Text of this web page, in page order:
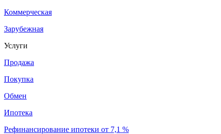
Коммерческая
Зарубежная
Услуги
Продажа
Покупка
Обмен
Ипотека
Рефинансирование ипотеки от 7,1 %